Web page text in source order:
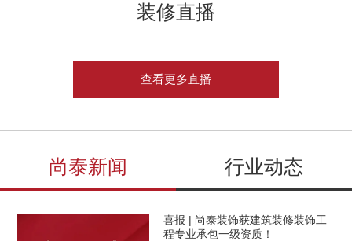
装修直播
查看更多直播
尚泰新闻 行业动态
喜报 | 尚泰装饰获建筑装修装饰工
程专业承包一级资质！